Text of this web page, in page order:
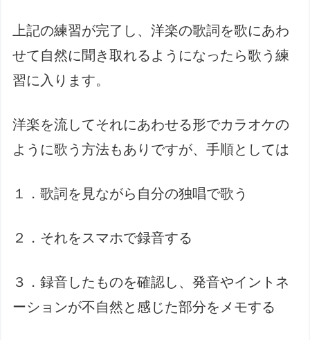
上記の練習が完了し、洋楽の歌詞を歌にあわ
せて自然に聞き取れるようになったら歌う練
習に入ります。
洋楽を流してそれにあわせる形でカラオケの
ように歌う方法もありですが、手順としては
１．歌詞を見ながら自分の独唱で歌う
２．それをスマホで録音する
３．録音したものを確認し、発音やイントネ
ーションが不自然と感じた部分をメモする